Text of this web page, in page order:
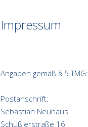
Impressum
Angaben gemäß § 5 TMG:
Postanschrift:
Sebastian Neuhaus
Schüßlerstraße 16